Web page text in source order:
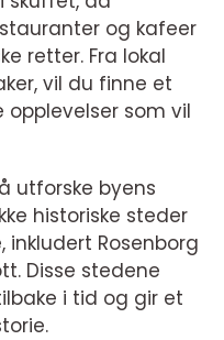
og kafeer
retter. Fra lokal
vil du finne et
som vil
utforske byens
historiske steder
Rosenborg
Disse stedene
i tid og gir et